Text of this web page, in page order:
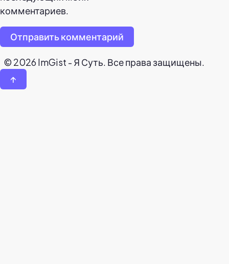
комментариев.
Отправить комментарий
© 2026 ImGist - Я Суть. Все права защищены.
↑